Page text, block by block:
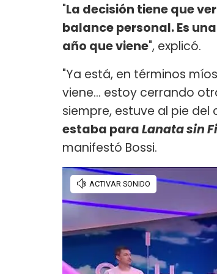
"La decisión tiene que
balance personal. Es
año que viene", explicó.
"Ya está, en términos
viene... estoy cerrando
siempre, estuve al pie
estaba paraLanata sin
manifestó Bossi.